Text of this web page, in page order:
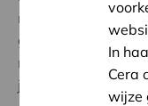
raket/spaceshuttle
gefantaseerd,...
materialen, gaan
jaren enorm veel
In
Cera
wijze